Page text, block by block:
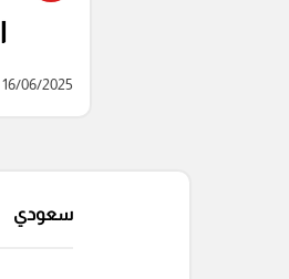
16/06/2025
سعودي